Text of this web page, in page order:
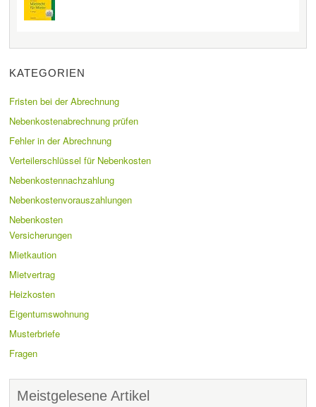
KATEGORIEN
Fristen bei der Abrechnung
Nebenkostenabrechnung prüfen
Fehler in der Abrechnung
Verteilerschlüssel für Nebenkosten
Nebenkostennachzahlung
Nebenkostenvorauszahlungen
Nebenkosten
Versicherungen
Mietkaution
Mietvertrag
Heizkosten
Eigentumswohnung
Musterbriefe
Fragen
Meistgelesene Artikel